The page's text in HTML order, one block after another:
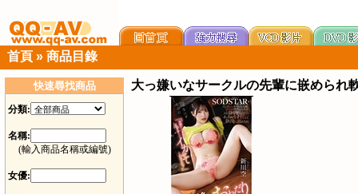
首頁 » 商品目錄
快速尋找商品
分類:
名稱:
(輸入商品名稱或編號)
女優:
大っ嫌いなサークルの先輩に嵌められ